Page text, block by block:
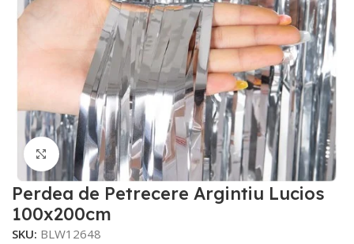
Faceți click pentru a mări
Perdea de Petrecere Argintiu Lucios
100x200cm
SKU: BLW12648